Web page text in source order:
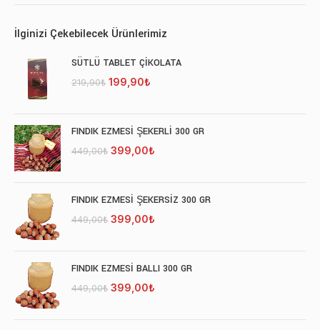
İlginizi Çekebilecek Ürünlerimiz
SÜTLÜ TABLET ÇİKOLATA
219,90₺ Orijinal
199,90₺
FINDIK EZMESİ ŞEKERLİ 300 GR
449,00₺ Orijinal
399,00₺
FINDIK EZMESİ ŞEKERSİZ 300 GR
449,00₺ Orijinal
399,00₺
FINDIK EZMESİ BALLI 300 GR
449,00₺ Orijinal
399,00₺